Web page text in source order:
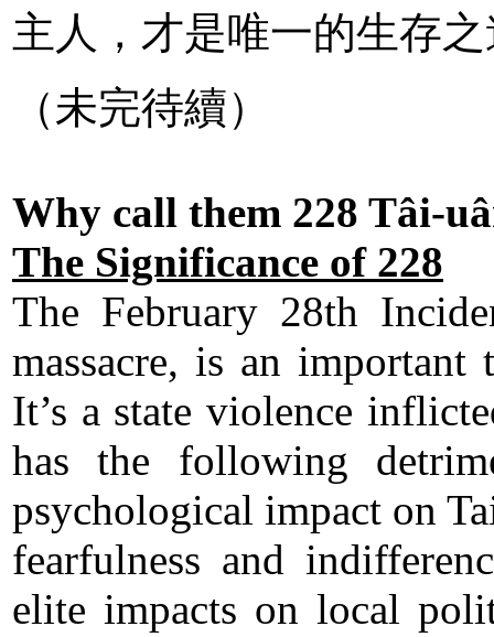
主人，才是唯一的生存
（未完待續）
Why call them 228 Tâi-
The Significance of 228
The February 28th
massacre, is an
It’s a state violence
has the following
psychological impact on
fearfulness and
elite impacts on local